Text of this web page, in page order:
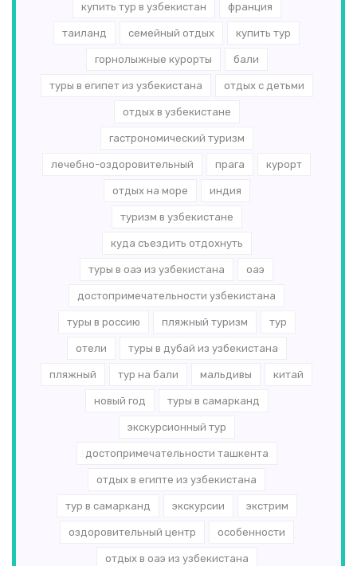
купить тур в узбекистан франция
таиланд семейный отдых купить тур
горнолыжные курорты бали
туры в египет из узбекистана отдых с детьми
отдых в узбекистане
гастрономический туризм
лечебно-оздоровительный прага курорт
отдых на море индия
туризм в узбекистане
куда съездить отдохнуть
туры в оаэ из узбекистана оаэ
достопримечательности узбекистана
туры в россию пляжный туризм тур
отели туры в дубай из узбекистана
пляжный тур на бали мальдивы китай
новый год туры в самарканд
экскурсионный тур
достопримечательности ташкента
отдых в египте из узбекистана
тур в самарканд экскурсии экстрим
оздоровительный центр особенности
отдых в оаэ из узбекистана